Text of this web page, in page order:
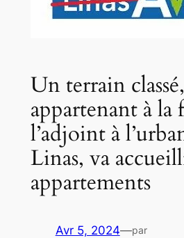
Un terrain classé,
appartenant à la
l’adjoint à
Linas, va
appartements
Avr 5, 2024—par